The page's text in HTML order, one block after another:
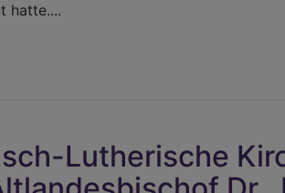
hatte....
Lutherische